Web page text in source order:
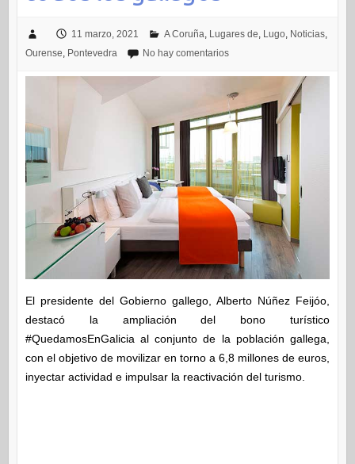
11 marzo, 2021 A Coruña Lugares de Lugo, Noticias,
Ourense Pontevedra No hay comentarios
El presidente del Gobierno gallego, Alberto Núñez Feijóo,
destacó la ampliación del bono turístico
#QuedamosEnGalicia al conjunto de la población gallega,
con el objetivo de movilizar en torno a 6,8 millones de euros,
inyectar actividad e impulsar la reactivación del turismo.